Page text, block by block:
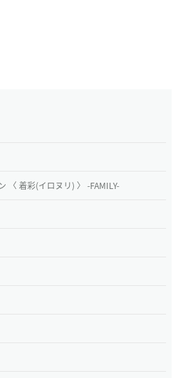
〈 着彩(イロヌリ) 〉 -FAMILY-